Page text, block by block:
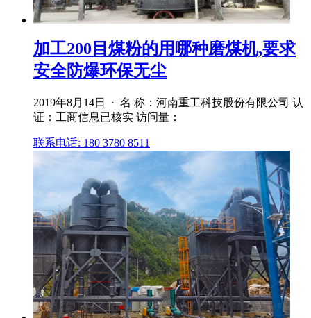
加工200目煤粉的用哪种磨煤机,要求
安全防爆环保无尘
2019年8月14日 · 名 称：河南重工科技股份有限公司 认
证：工商信息已核实 访问量：
联系电话: 180 3780 8511